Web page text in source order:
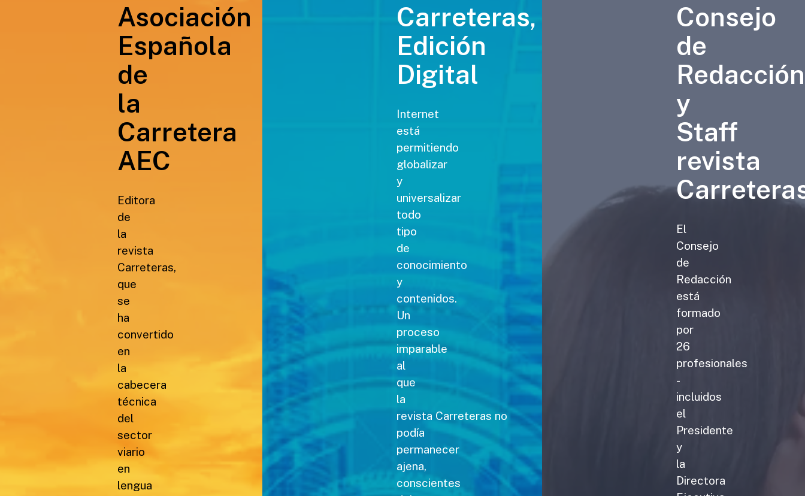
Asociación
Española
de
la
Carretera
AEC
Editora
de
la
revista
Carreteras,
que
se
ha
convertido
en
la
cabecera
técnica
del
sector
viario
en
lengua
Carreteras,
Edición
Digital
Internet
está
permitiendo
globalizar
y
universalizar
todo
tipo
de
conocimiento
y
contenidos.
Un
proceso
imparable
al
que
la
revista Carreteras no
podía
permanecer
ajena,
conscientes
Consejo
de
Redacción
y
Staff
revista
El
Consejo
de
Redacción
está
formado
por
26
profesionales
-
incluidos
el
Presidente
y
la
Directora